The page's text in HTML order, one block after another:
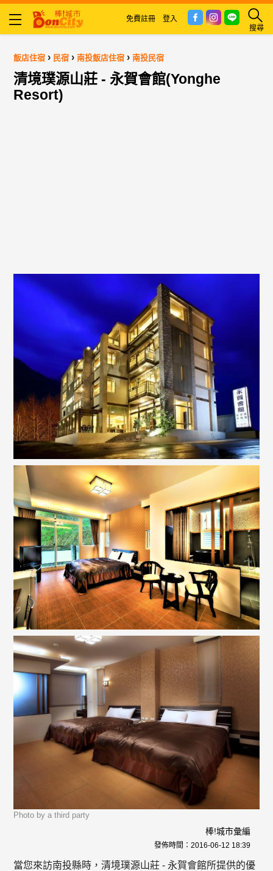
搜尋
免費註冊 登入
飯店住宿 › 民宿 ›南投飯店住宿 ›南投民宿
清境璞源山莊 - 永賀會館(Yonghe
Resort)
Photo by a third party
棒!城市彙編
發佈時間： 2016-06-12 18:39
當您來訪南投縣時，清境璞源山莊 - 永賀會館所提供的優